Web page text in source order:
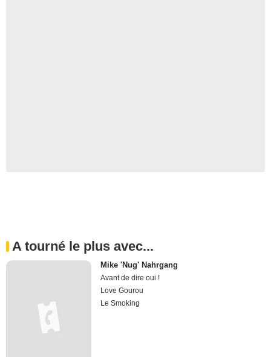
A tourné le plus avec...
Mike 'Nug' Nahrgang
Avant de dire oui !
Love Gourou
Le Smoking